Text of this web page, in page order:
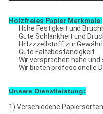
Holzfreies Papier Merkmale:
Hohe Festigkeit und
Gute Schlankheit und
Holzzzellstoff zur
Gute Faltebeständigkeit
Wir versprechen hohe
Wir bieten professionelle
Unsere Dienstleistung:
1) Verschiedene